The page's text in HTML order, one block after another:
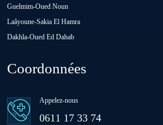
Oulad Saïd
Ras El Aïn
Guelmim-Oued Noun
Laâyoune-Sakia El Hamra
Dakhla-Oued Ed Dahab
Coordonnées
Appelez-nous
0611 17 33 74